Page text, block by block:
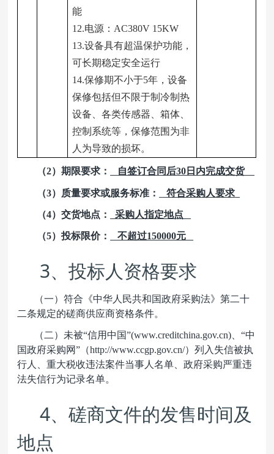
能
12.电源：AC380V 15KW
13.设备具有超温保护功能，
可长期稳定安全运行
14.保修期不小于5年，设备
保修包括但不限于制冷制热
设备、各类传感器、箱体、
控制系统等，保修范围为非
人为导致的损坏。
（2）期限要求： 自签订合同后30日内完成交货
（3）质量要求或服务标准： 符合采购人要求
（4）交货地点： 采购人指定地点
（5）投标限价： 不超过150000元
3、投标人资格要求
（一）符合《中华人民共和国政府采购法》第二十
二条规定的磋商供应商资格条件。
（二）未被“信用中国”(www.creditchina.gov.cn)、“中
国政府采购网”（http://www.ccgp.gov.cn/）列入失信被执
行人、重大税收违法案件当事人名单、政府采购严重违
法失信行为记录名单。
4、磋商文件的发售时间及
地点